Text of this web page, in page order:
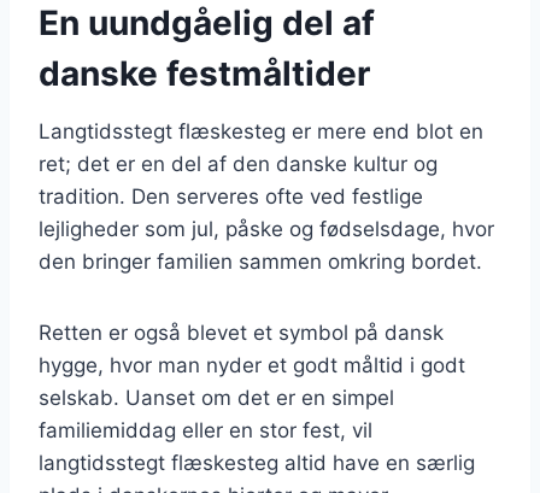
En uundgåelig del af
danske festmåltider
Langtidsstegt flæskesteg er mere end blot en
ret; det er en del af den danske kultur og
tradition. Den serveres ofte ved festlige
lejligheder som jul, påske og fødselsdage, hvor
den bringer familien sammen omkring bordet.
Retten er også blevet et symbol på dansk
hygge, hvor man nyder et godt måltid i godt
selskab. Uanset om det er en simpel
familiemiddag eller en stor fest, vil
langtidsstegt flæskesteg altid have en særlig